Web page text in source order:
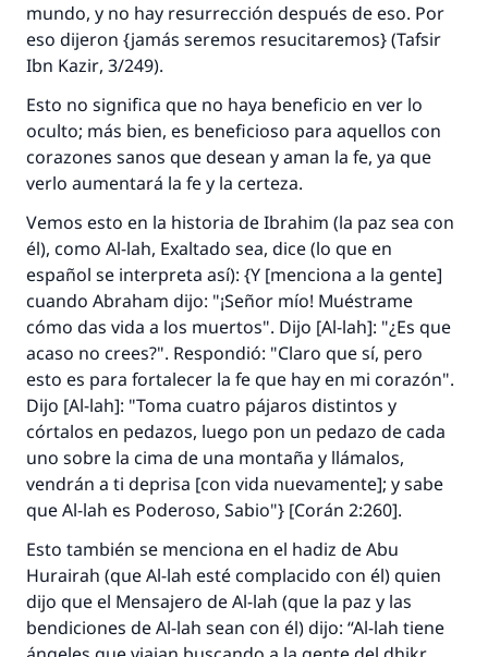
mundo, y no hay resurrección después de eso. Por
eso dijeron {jamás seremos resucitaremos} (Tafsir
Ibn Kazir, 3/249).
Esto no significa que no haya beneficio en ver lo
oculto; más bien, es beneficioso para aquellos con
corazones sanos que desean y aman la fe, ya que
verlo aumentará la fe y la certeza.
Vemos esto en la historia de Ibrahim (la paz sea con
él), como Al-lah, Exaltado sea, dice (lo que en
español se interpreta así): {Y [menciona a la gente]
cuando Abraham dijo: "¡Señor mío! Muéstrame
cómo das vida a los muertos". Dijo [Al-lah]: "¿Es que
acaso no crees?". Respondió: "Claro que sí, pero
esto es para fortalecer la fe que hay en mi corazón".
Dijo [Al-lah]: "Toma cuatro pájaros distintos y
córtalos en pedazos, luego pon un pedazo de cada
uno sobre la cima de una montaña y llámalos,
vendrán a ti deprisa [con vida nuevamente]; y sabe
que Al-lah es Poderoso, Sabio"} [Corán 2:260].
Esto también se menciona en el hadiz de Abu
Hurairah (que Al-lah esté complacido con él) quien
dijo que el Mensajero de Al-lah (que la paz y las
bendiciones de Al-lah sean con él) dijo: “Al-lah tiene